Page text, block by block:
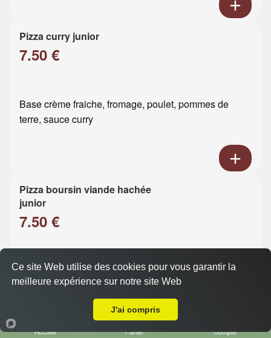
Pizza curry junior
7.50 €
Base crème fraiche, fromage, poulet, pommes de
terre, sauce curry
Pizza boursin viande hachée
junior
7.50 €
Accueil Panier Compte
Ce site Web utilise des cookies pour vous garantir la
meilleure expérience sur notre site Web
J'ai compris